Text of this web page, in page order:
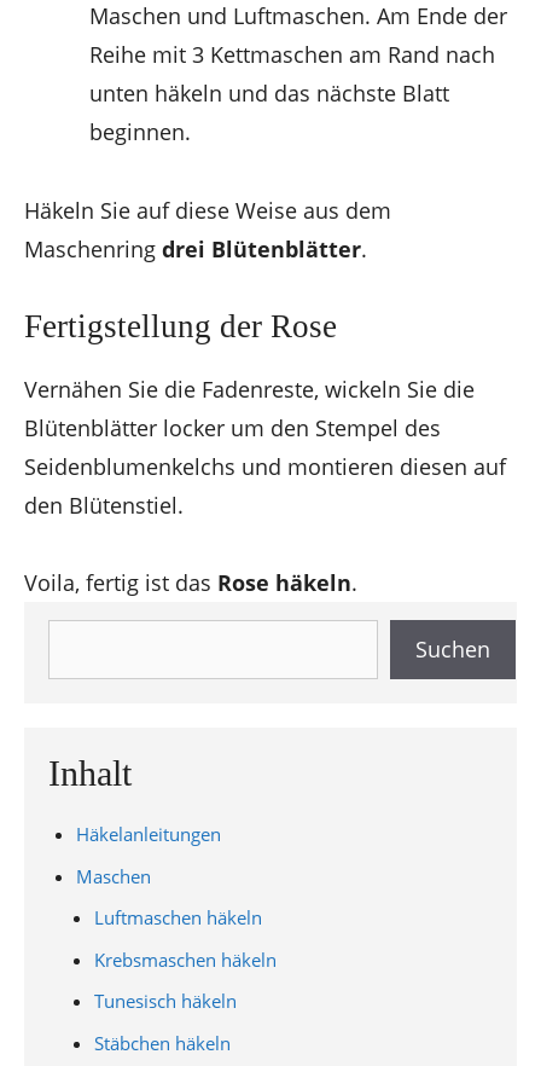
Maschen und Luftmaschen. Am Ende der
Reihe mit 3 Kettmaschen am Rand nach
unten häkeln und das nächste Blatt
beginnen.
Häkeln Sie auf diese Weise aus dem
Maschenring drei Blütenblätter.
Fertigstellung der Rose
Vernähen Sie die Fadenreste, wickeln Sie die
Blütenblätter locker um den Stempel des
Seidenblumenkelchs und montieren diesen auf
den Blütenstiel.
Voila, fertig ist das Rose häkeln.
Suchen
Inhalt
Häkelanleitungen
Maschen
Luftmaschen häkeln
Krebsmaschen häkeln
Tunesisch häkeln
Stäbchen häkeln